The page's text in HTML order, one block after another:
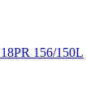
156/150L